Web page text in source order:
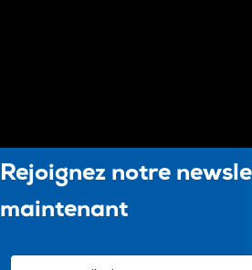
Rejoignez notre
maintenant